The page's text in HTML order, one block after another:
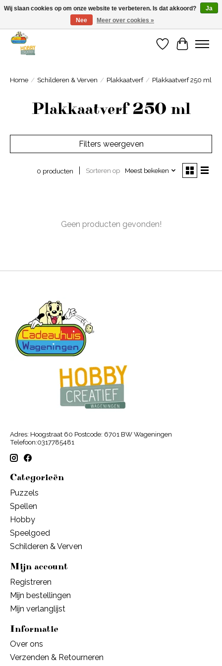
Welkom bij Cadeauhuis Wageningen
Verlanglijst
Home / Schilderen & Verven / Plakkaatverf / Plakkaatverf 250 ml
Plakkaatverf 250 ml
Filters weergeven
0 producten Sorteren op Meest bekeken
Geen producten gevonden!
Adres: Hoogstraat 60 Postcode: 6701 BW Wageningen
Telefoon:0317785481
Categorieën
Puzzels
Spellen
Hobby
Speelgoed
Schilderen & Verven
Mijn account
Registreren
Mijn bestellingen
Mijn verlanglijst
Informatie
Over ons
Verzenden & Retourneren
Wij slaan cookies op om onze website te verbeteren. Is dat akkoord?
Ja
Nee
Meer over cookies »